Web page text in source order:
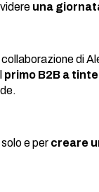
una
di
primo B2B a
e per creare